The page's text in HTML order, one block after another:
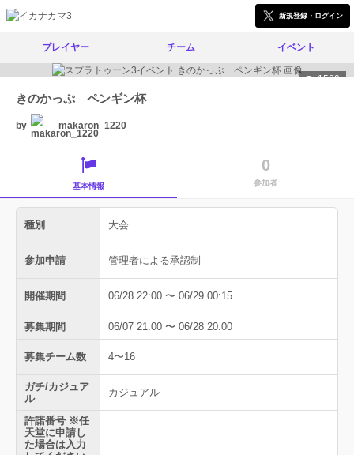
新規登録・ログイン
プレイヤー チーム イベント
1580
きのかっぷ ペンギン杯
by makaron_1220
基本情報
0
参加者
種別 大会
参加申請 管理者による承認制
開催期間 06/28 22:00 〜 06/29 00:15
募集期間 06/07 21:00 〜 06/28 20:00
募集チーム数 4〜16
ガチ/カジュア
ル
カジュアル
許諾番号 ※任
天堂に申請し
た場合は入力